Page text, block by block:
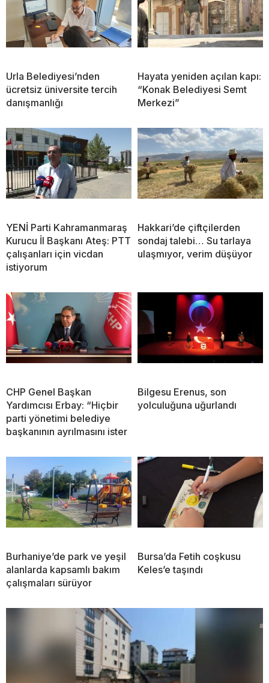
Urla Belediyesi’nden
ücretsiz üniversite tercih
danışmanlığı
Hayata yeniden açılan kapı:
“Konak Belediyesi Semt
Merkezi”
YENİ Parti Kahramanmaraş
Kurucu İl Başkanı Ateş: PTT
çalışanları için vicdan
istiyorum
Hakkari’de çiftçilerden
sondaj talebi… Su tarlaya
ulaşmıyor, verim düşüyor
CHP Genel Başkan
Yardımcısı Erbay: “Hiçbir
parti yönetimi belediye
başkanının ayrılmasını ister
Bilgesu Erenus, son
yolculuğuna uğurlandı
Burhaniye’de park ve yeşil
alanlarda kapsamlı bakım
çalışmaları sürüyor
Bursa’da Fetih coşkusu
Keles’e taşındı